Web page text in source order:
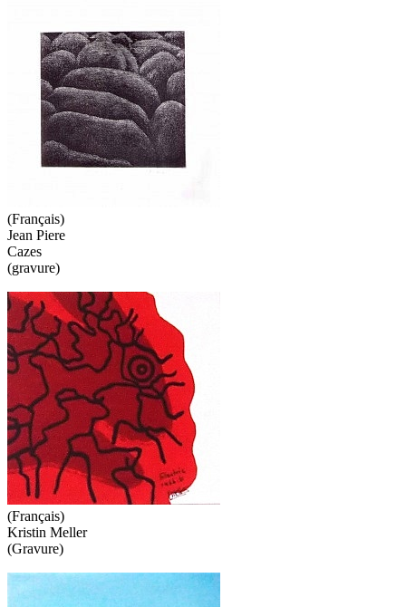
(Français)
Jean Piere
Cazes
(gravure)
(Français)
Kristin Meller
(Gravure)